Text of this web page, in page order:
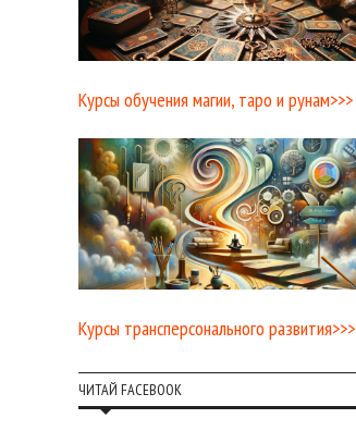
Курсы обучения магии, таро и рунам>>>
Курсы трансперсонального развития>>>
ЧИТАЙ FACEBOOK